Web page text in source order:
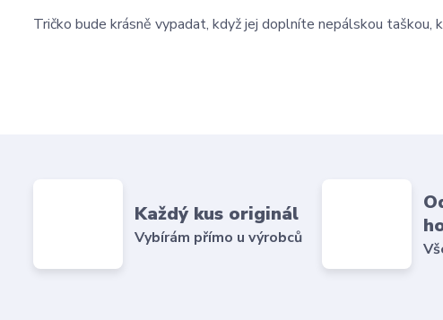
Tričko bude krásně vypadat, když jej doplníte nepálskou
Každý kus originál
Vybírám přímo u výrobců